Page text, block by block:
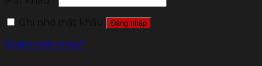
Đăng nhập
Quên mật khẩu?